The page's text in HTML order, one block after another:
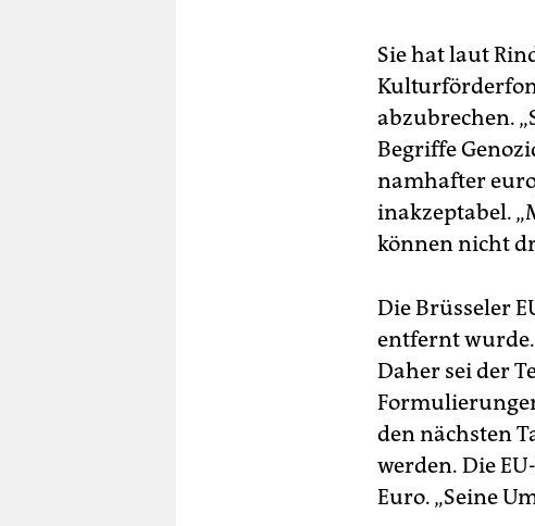
Sie hat laut
abzubrechen.
Begriffe
namhafter
inakzeptabel.
können nicht
Die Brüsseler
entfernt wurde.
Daher sei der
den nächsten
werden. Die
Euro. „Seine